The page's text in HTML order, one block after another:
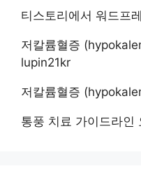
티스토리에서 워드프
저칼륨혈증
lupin21kr
저칼륨혈증
통풍 치료 가이드라인